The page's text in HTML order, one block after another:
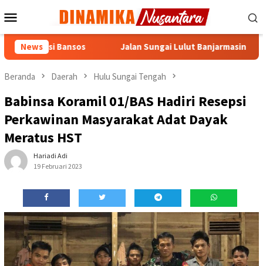
ke
Mobile
News
Bansos Jalan Sungai Lulut Banjarmasin Dibuka, Truk
Beranda Daerah Hulu Sungai Tengah
Babinsa Koramil 01/BAS Hadiri Resepsi
Perkawinan Masyarakat Adat Dayak
Meratus HST
Hariadi Adi
19 Februari 2023